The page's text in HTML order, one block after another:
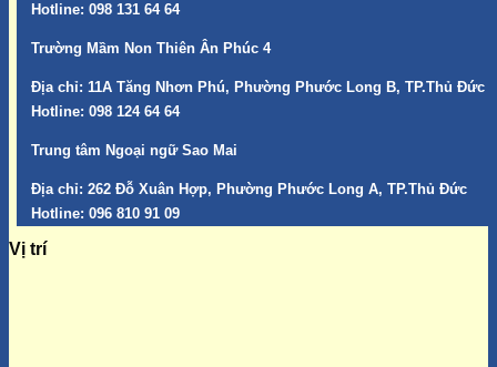
Hotline: 098 131 64 64
Trường Mầm Non Thiên Ân Phúc 4
Địa chỉ: 11A Tăng Nhơn Phú, Phường Phước Long B, TP.Thủ Đức
Hotline: 098 124 64 64
Trung tâm Ngoại ngữ Sao Mai
Địa chỉ: 262 Đỗ Xuân Hợp, Phường Phước Long A, TP.Thủ Đức
Hotline: 096 810 91 09
Vị trí